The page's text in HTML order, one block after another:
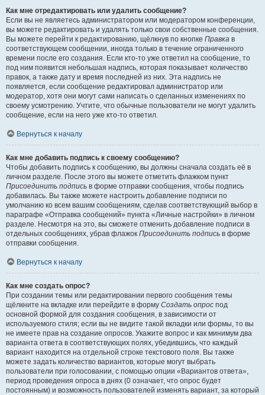
Как мне отредактировать или удалить сообщение?
Если вы не являетесь администратором или модератором конференции,
вы можете редактировать и удалять только свои собственные сообщения.
Вы можете перейти к редактированию, щёлкнув по кнопке Правка в
соответствующем сообщении, иногда только в течение ограниченного
времени после его создания. Если кто-то уже ответил на сообщение, то
под ним появится небольшая надпись, которая показывает количество
правок, а также дату и время последней из них. Эта надпись не
появляется, если сообщение редактировал администратор или
модератор, хотя они могут сами написать о сделанных изменениях по
своему усмотрению. Учтите, что обычные пользователи не могут удалить
сообщение, если на него уже кто-то ответил.
Вернуться к началу
Как мне добавить подпись к своему сообщению?
Чтобы добавить подпись к сообщению, вы должны сначала создать её в
личном разделе. После этого вы можете отметить флажком пункт
Присоединить подпись в форме отправки сообщения, чтобы подпись
добавилась. Вы также можете настроить добавление подписи по
умолчанию ко всем вашим сообщениям, сделав соответствующий выбор в
параграфе «Отправка сообщений» пункта «Личные настройки» в личном
разделе. Несмотря на это, вы сможете отменить добавление подписи в
отдельных сообщениях, убрав флажок Присоединить подпись в форме
отправки сообщения.
Вернуться к началу
Как мне создать опрос?
При создании темы или редактировании первого сообщения темы
щёлкните на вкладке или перейдите в форму Создать опрос под
основной формой для создания сообщения, в зависимости от
используемого стиля; если вы не видите такой вкладки или формы, то вы
не имеете прав на создание опросов. Укажите вопрос и как минимум два
варианта ответа в соответствующих полях, убедившись, что каждый
вариант находится на отдельной строке текстового поля. Вы также
можете задать количество вариантов, которые могут выбрать
пользователи при голосовании, с помощью опции «Вариантов ответа»,
период проведения опроса в днях (0 означает, что опрос будет
постоянным) и возможность пользователей изменять вариант, за который